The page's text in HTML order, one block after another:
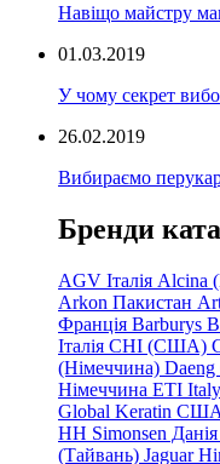
Навіщо майстру
01.03.2019
У чому секрет
26.02.2019
Вибираємо
Бренди
AGV Італія Alcina
Arkon Пакистан
Франція Barburys
Італія CHI (США)
(Німеччина) Daeng
Німеччина ETI Italy
Global Keratin США
HH Simonsen Данія
(Тайвань) Jaguar